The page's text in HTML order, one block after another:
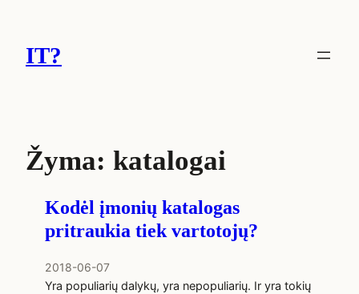
turinioIT?
Žyma: katalogai
Kodėl įmonių katalogas
pritraukia tiek vartotojų?
2018-06-07
Yra populiarių dalykų, yra nepopuliarių. Ir yra tokių